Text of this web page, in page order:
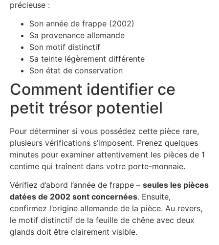
précieuse :
Son année de frappe (2002)
Sa provenance allemande
Son motif distinctif
Sa teinte légèrement différente
Son état de conservation
Comment identifier ce
petit trésor potentiel
Pour déterminer si vous possédez cette pièce rare,
plusieurs vérifications s’imposent. Prenez quelques
minutes pour examiner attentivement les pièces de 1
centime qui traînent dans votre porte-monnaie.
Vérifiez d’abord l’année de frappe – seules les pièces
datées de 2002 sont concernées. Ensuite,
confirmez l’origine allemande de la pièce. Au revers,
le motif distinctif de la feuille de chêne avec deux
glands doit être clairement visible.